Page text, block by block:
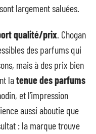
largement saluées.
qualité/prix. Chogan
des parfums qui
mais à des prix bien
latenue des parfums
et l’impression
aussi aboutie que
: la marque trouve